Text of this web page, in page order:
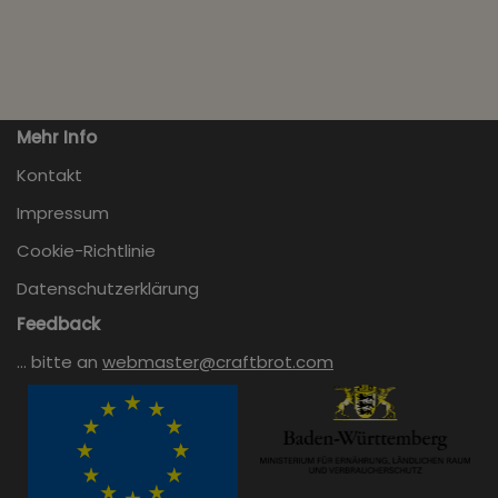
Mehr Info
Kontakt
Impressum
Cookie-Richtlinie
Datenschutzerklärung
Feedback
… bitte an webmaster@craftbrot.com